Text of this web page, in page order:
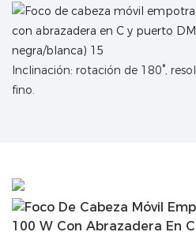
Inclinación: rotación de 180°,
fino.